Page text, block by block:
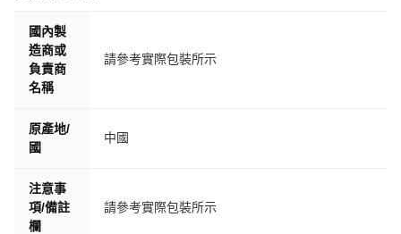
國內製
造商或
負責商
名稱
請參考實際包裝所示
原產地/
國
中國
注意事
項/備註
欄
請參考實際包裝所示